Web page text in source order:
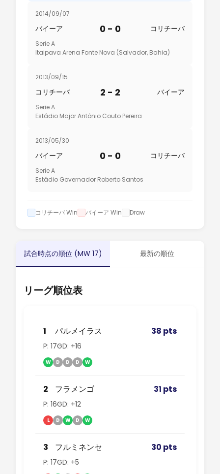
2014/09/07
バイーア 0 - 0 コリチーバ
Serie A
Itaipava Arena Fonte Nova (Salvador, Bahia)
2013/09/15
コリチーバ 2 - 2 バイーア
Serie A
Estádio Major Antônio Couto Pereira
2013/05/30
バイーア 0 - 0 コリチーバ
Serie A
Estádio Governador Roberto Santos
コリチーバ Win バイーア Win Draw
試合時点の順位 (MW 17) 最新の順位
リーグ順位表
1 パルメイラス 38 pts
P: 17GD: +16
W D D D W
2 フラメンゴ 31 pts
P: 16GD: +12
L D W D W
3 フルミネンセ 30 pts
P: 17GD: +5